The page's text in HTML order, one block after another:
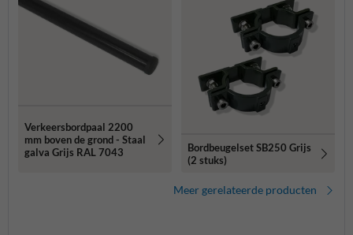
Verkeersbordpaal 2200
mm boven de grond - Staal
galva Grijs RAL 7043
Bordbeugelset SB250 Grijs
(2 stuks)
Meer gerelateerde producten